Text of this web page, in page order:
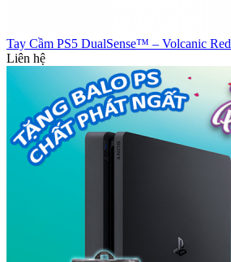
Tay Cầm PS5 DualSense™ – Volcanic Red
Liên hệ